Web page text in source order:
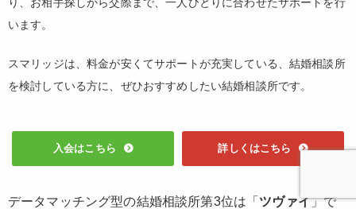
います。
スマリッジは、料金が安くてサポートが充実している、結婚相談所
を検討している方に、ぜひおすすめしたい結婚相談所です。
入会はこちら 詳しくはこちら
データマッチング型の結婚相談所第3位は「 ツヴァイ」で